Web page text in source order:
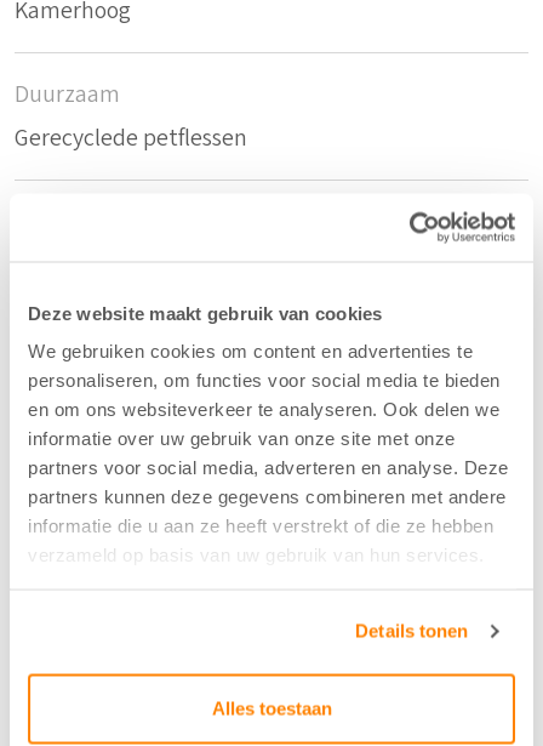
Deze website maakt gebruik van cookies
We gebruiken cookies om content en advertenties te
personaliseren, om functies voor social media te bieden
en om ons websiteverkeer te analyseren. Ook delen we
informatie over uw gebruik van onze site met onze
partners voor social media, adverteren en analyse. Deze
partners kunnen deze gegevens combineren met andere
informatie die u aan ze heeft verstrekt of die ze hebben
verzameld op basis van uw gebruik van hun services.
Details tonen
Alles toestaan
Kamerhoog
Duurzaam
Gerecyclede petflessen
Kleur
Tijmgroen - 31
Breedte/hoogte
300 cm
Krimptolerantie hoogte